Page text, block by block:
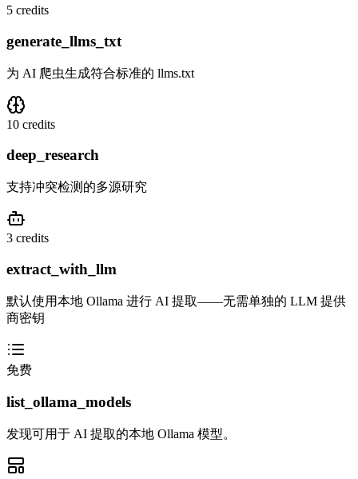
5 credits
generate_llms_txt
为 AI 爬虫生成符合标准的 llms.txt
10 credits
deep_research
支持冲突检测的多源研究
3 credits
extract_with_llm
默认使用本地 Ollama 进行 AI 提取——无需单独的 LLM 提供
商密钥
免费
list_ollama_models
发现可用于 AI 提取的本地 Ollama 模型。